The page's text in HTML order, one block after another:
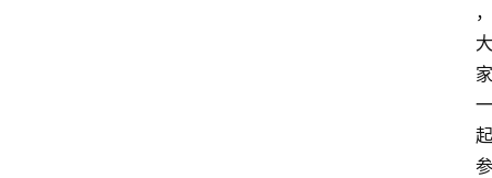
，
大
家
一
起
参